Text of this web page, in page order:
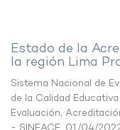
Estado de la
la región Lima
Sistema Nacional de
de la Calidad
Evaluación,